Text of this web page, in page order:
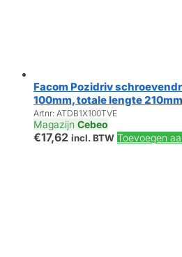
Facom Pozidriv
100mm, totale lengte 210mm
Artnr: ATDB1X100TVE
Magazijn Cebeo
€17,62 incl. BTW Toevoegen